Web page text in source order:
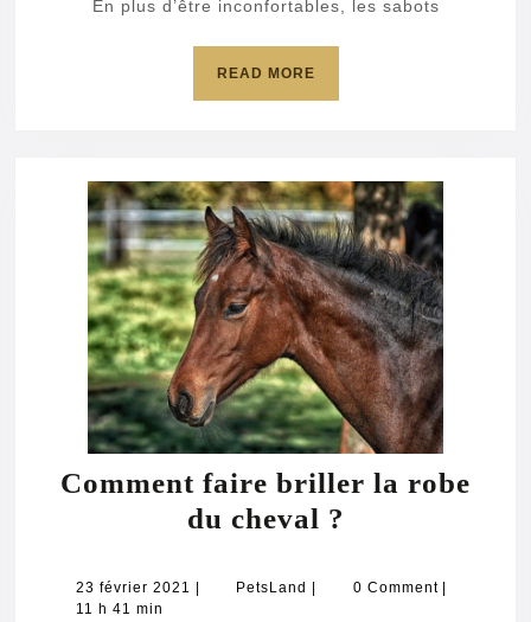
votre
En plus d’être inconfortables, les sabots
READ MOREREAD
Comment faire briller la robe
du cheval ?
briller
23 février 2021 23
| PetsLand PetsLand
| 0 Comment |
11 h 41 min